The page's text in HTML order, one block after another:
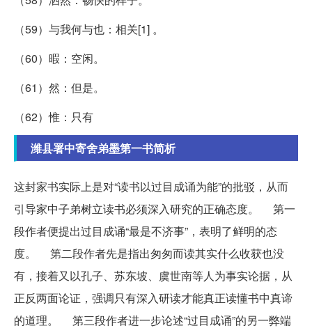
（59）与我何与也：相关[1] 。
（60）暇：空闲。
（61）然：但是。
（62）惟：只有
潍县署中寄舍弟墨第一书简析
这封家书实际上是对“读书以过目成诵为能”的批驳，从而
引导家中子弟树立读书必须深入研究的正确态度。 第一
段作者便提出过目成诵“最是不济事”，表明了鲜明的态
度。 第二段作者先是指出匆匆而读其实什么收获也没
有，接着又以孔子、苏东坡、虞世南等人为事实论据，从
正反两面论证，强调只有深入研读才能真正读懂书中真谛
的道理。 第三段作者进一步论述“过目成诵”的另一弊端